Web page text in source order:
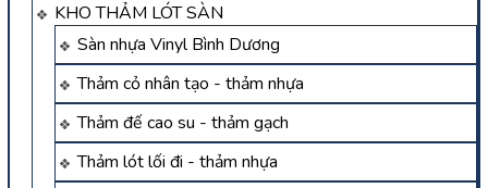
KHO THẢM LÓT SÀN
Sàn nhựa Vinyl Bình Dương
Thảm cỏ nhân tạo - thảm nhựa
Thảm đế cao su - thảm gạch
Thảm lót lối đi - thảm nhựa